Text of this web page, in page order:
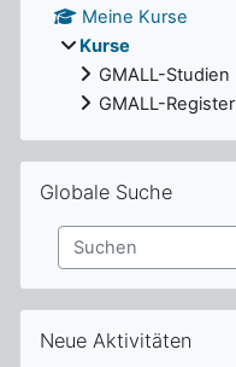
Meine Kurse
Kurse
GMALL-Studien
GMALL-Register
Globale Suche
Suchen
Neue Aktivitäten